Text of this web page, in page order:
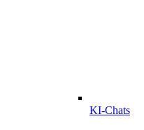
KI-Chats